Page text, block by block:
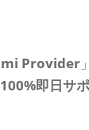
Provider
即日サ